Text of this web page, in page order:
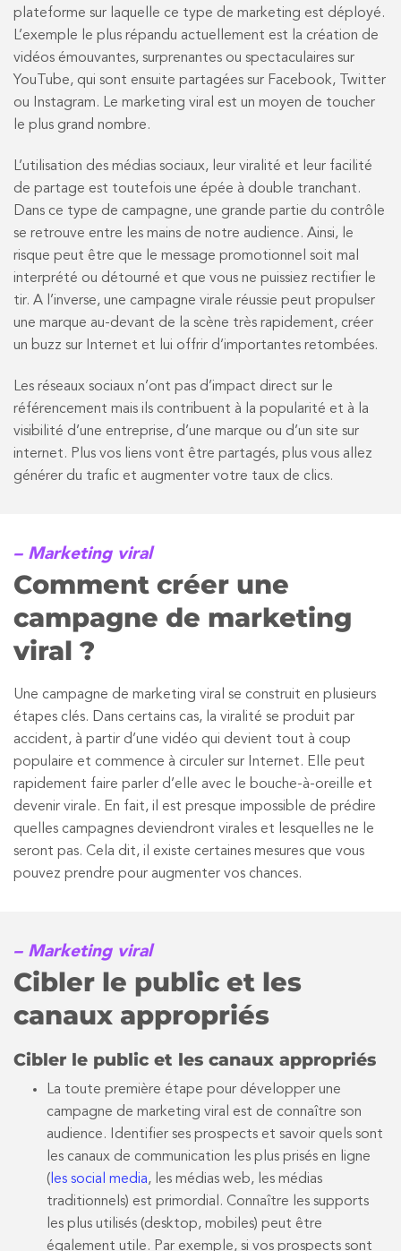
plateforme sur laquelle ce type de marketing est déployé.
L’exemple le plus répandu actuellement est la création de
vidéos émouvantes, surprenantes ou spectaculaires sur
YouTube, qui sont ensuite partagées sur Facebook, Twitter
ou Instagram. Le marketing viral est un moyen de toucher
le plus grand nombre.
L’utilisation des médias sociaux, leur viralité et leur facilité
de partage est toutefois une épée à double tranchant.
Dans ce type de campagne, une grande partie du contrôle
se retrouve entre les mains de notre audience. Ainsi, le
risque peut être que le message promotionnel soit mal
interprété ou détourné et que vous ne puissiez rectifier le
tir. A l’inverse, une campagne virale réussie peut propulser
une marque au-devant de la scène très rapidement, créer
un buzz sur Internet et lui offrir d’importantes retombées.
Les réseaux sociaux n’ont pas d’impact direct sur le
référencement mais ils contribuent à la popularité et à la
visibilité d’une entreprise, d’une marque ou d’un site sur
internet. Plus vos liens vont être partagés, plus vous allez
générer du trafic et augmenter votre taux de clics.
– Marketing viral
Comment créer une
campagne de marketing
viral ?
Une campagne de marketing viral se construit en plusieurs
étapes clés. Dans certains cas, la viralité se produit par
accident, à partir d’une vidéo qui devient tout à coup
populaire et commence à circuler sur Internet. Elle peut
rapidement faire parler d’elle avec le bouche-à-oreille et
devenir virale. En fait, il est presque impossible de prédire
quelles campagnes deviendront virales et lesquelles ne le
seront pas. Cela dit, il existe certaines mesures que vous
pouvez prendre pour augmenter vos chances.
– Marketing viral
Cibler le public et les
canaux appropriés
Cibler le public et les canaux appropriés
La toute première étape pour développer une
campagne de marketing viral est de connaître son
audience. Identifier ses prospects et savoir quels sont
les canaux de communication les plus prisés en ligne
( les social media, les médias web, les médias
traditionnels) est primordial. Connaître les supports
les plus utilisés (desktop, mobiles) peut être
également utile. Par exemple, si vos prospects sont